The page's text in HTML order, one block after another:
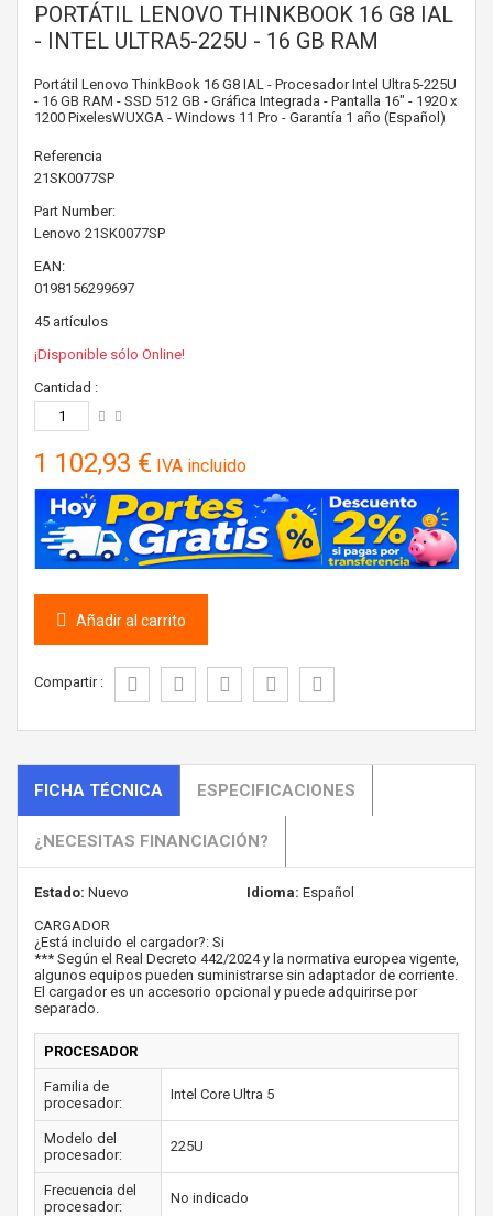
PORTÁTIL LENOVO THINKBOOK 16 G8 IAL
- INTEL ULTRA5-225U - 16 GB RAM
Portátil Lenovo ThinkBook 16 G8 IAL - Procesador Intel Ultra5-225U
- 16 GB RAM - SSD 512 GB - Gráfica Integrada - Pantalla 16" - 1920 x
1200 PixelesWUXGA - Windows 11 Pro - Garantía 1 año (Español)
Referencia
21SK0077SP
Part Number:
Lenovo 21SK0077SP
EAN:
0198156299697
45 artículos
¡Disponible sólo Online!
Cantidad :
1 102,93 € IVA incluido
Añadir al carrito
Compartir :
FICHA TÉCNICA ESPECIFICACIONES
¿NECESITAS FINANCIACIÓN?
Estado: Nuevo Idioma: Español
CARGADOR
¿Está incluido el cargador?: Si
*** Según el Real Decreto 442/2024 y la normativa europea vigente,
algunos equipos pueden suministrarse sin adaptador de corriente.
El cargador es un accesorio opcional y puede adquirirse por
separado.
PROCESADOR
Familia de
procesador:
Intel Core Ultra 5
Modelo del
procesador:
225U
Frecuencia del
procesador:
No indicado